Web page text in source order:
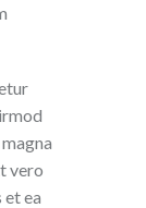
vero
et ea